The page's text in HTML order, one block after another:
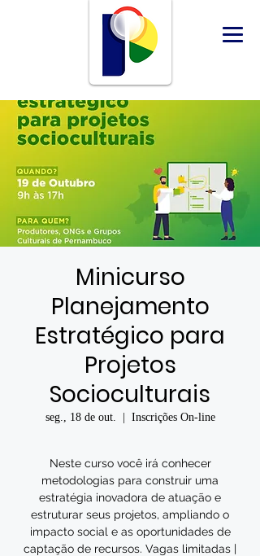
Minicurso
Planejamento
Estratégico para
Projetos
Socioculturais
seg., 18 de out. Inscrições On-line
Neste curso você irá conhecer
metodologias para construir uma
estratégia inovadora de atuação e
estruturar seus projetos, ampliando o
impacto social e as oportunidades de
captação de recursos. Vagas limitadas |